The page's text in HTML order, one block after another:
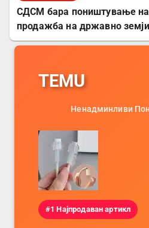
СДСМ бара поништување на
продажба на државно
TEMU
Ненадминливи
#1 Најпродаван артикл